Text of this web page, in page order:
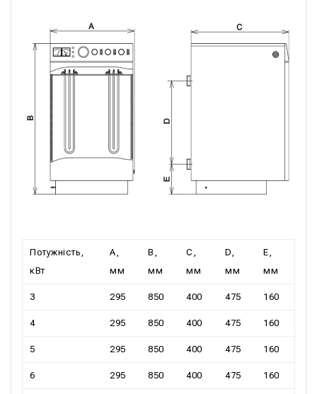
Потужність,
кВт
А,
мм
В,
мм
С,
мм
D,
мм
Е,
мм
3 295 850 400 475 160
4 295 850 400 475 160
5 295 850 400 475 160
6 295 850 400 475 160